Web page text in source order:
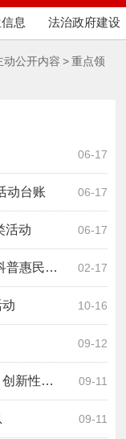
息 法治政府建设
动公开内容 > 重点领
06-17
06-17
动台账
06-17
活动
02-17
暖民心
10-16
09-12
09-11
况报告
09-11